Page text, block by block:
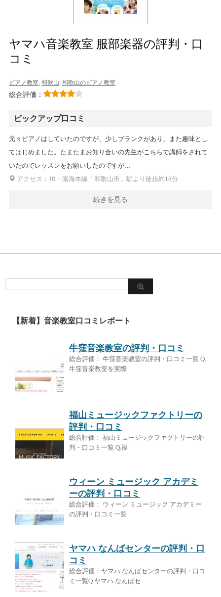
ヤマハ音楽教室 服部楽器の評判・口
コミ
ピアノ教室, 和歌山, 和歌山のピアノ教室
総合評価：
ピックアップ口コミ
元々ピアノはしていたのですが、少しブランクがあり、また趣味とし
てはじめました。たまたまお知り合いの先生がこちらで講師をされて
いたのでレッスンをお願いしたのですが…
アクセス：JR・南海本線「和歌山市」駅より徒歩約18分
続きを見る
【新着】音楽教室口コミレポート
牛窪音楽教室の評判・口コミ
総合評価： 牛窪音楽教室の評判・口コミ一覧 Q.
牛窪音楽教室を実際
福山ミュージックファクトリーの
評判・口コミ
総合評価： 福山ミュージックファクトリーの評
判・口コミ一覧 Q.福
ウィーン ミュージック アカデミ
ーの評判・口コミ
総合評価： ウィーン ミュージック アカデミー
の評判・口コミ一覧
ヤマハ なんばセンターの評判・口
コミ
総合評価：ヤマハ なんばセンターの評判・口コ
ミ一覧Q.ヤマハ なんばセ